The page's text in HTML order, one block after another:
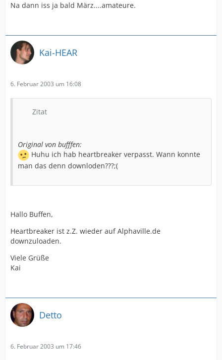
Na dann iss ja bald März....amateure.
Kai-HEAR
6. Februar 2003 um 16:08
Zitat
Original von bufffen:
Huhu ich hab heartbreaker verpasst. Wann konnte
man das denn downloden???;(
Hallo Buffen,
Heartbreaker ist z.Z. wieder auf Alphaville.de
downzuloaden.
Viele Grüße
Kai
Detto
6. Februar 2003 um 17:46